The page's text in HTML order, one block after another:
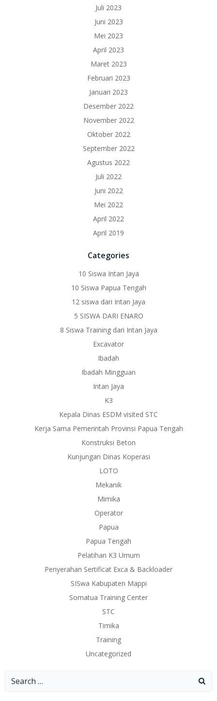
Juli 2023
Juni 2023
Mei 2023
April 2023
Maret 2023
Februari 2023
Januari 2023
Desember 2022
November 2022
Oktober 2022
September 2022
Agustus 2022
Juli 2022
Juni 2022
Mei 2022
April 2022
April 2019
Categories
10 Siswa Intan Jaya
10 Siswa Papua Tengah
12 siswa dari Intan Jaya
5 SISWA DARI ENARO
8 Siswa Training dari Intan Jaya
Excavator
Ibadah
Ibadah Mingguan
Intan Jaya
K3
Kepala Dinas ESDM visited STC
Kerja Sama Pemerintah Provinsi Papua Tengah
Konstruksi Beton
Kunjungan Dinas Koperasi
LOTO
Mekanik
Mimika
Operator
Papua
Papua Tengah
Pelatihan K3 Umum
Penyerahan Sertificat Exca & Backloader
SISwa Kabupaten Mappi
Somatua Training Center
STC
Timika
Training
Uncategorized
Search